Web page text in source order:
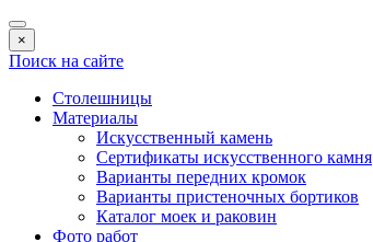
×
Поиск на сайте
Столешницы
Материалы
Искусственный камень
Сертификаты искусственного камня
Варианты передних кромок
Варианты пристеночных бортиков
Каталог моек и раковин
Фото работ